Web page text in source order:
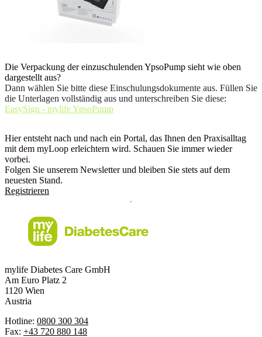
Die Verpackung der einzuschulenden YpsoPump sieht wie oben
dargestellt aus?
Dann wählen Sie bitte diese Einschulungsdokumente aus. Füllen Sie
die Unterlagen vollständig aus und unterschreiben Sie diese:
EasySign - mylife YpsoPump
Hier entsteht nach und nach ein Portal, das Ihnen den Praxisalltag
mit dem myLoop erleichtern wird. Schauen Sie immer wieder
vorbei.
Folgen Sie unserem Newsletter und bleiben Sie stets auf dem
neuesten Stand.
Registrieren
mylife Diabetes Care GmbH
Am Euro Platz 2
1120 Wien
Austria
Hotline: 0800 300 304
Fax: +43 720 880 148